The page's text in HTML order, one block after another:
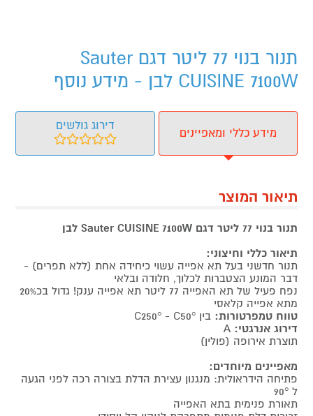
תנור בנוי 77 ליטר דגם Sauter
CUISINE 7100W לבן - מידע נוסף
מידע כללי ומאפיינים
דירוג גולשים
תיאור המוצר
תנור בנוי 77 ליטר דגם Sauter CUISINE 7100W לבן
תיאור כללי וחיצוני:
תנור חדשני בעל תא אפייה עשוי כיחידה אחת (ללא תפרים) -
דבר המונע הצטברות לכלוך, חלודה ובלאי
נפח פעיל של תא האפייה 77 ליטר תא אפייה ענק! גדול בכ20%
מתא אפייה קלאסי
טווח טמפרטורות: בין C250° - C50°
דירוג אנרגטי:
תוצרת אירופה (פולין)
מאפיינים מיוחדים:
פתיחה הידראולית: מנגנון עצירת הדלת בצורה רכה לפני הגעה
ל 90°
תאורת פנימית בתא האפייה